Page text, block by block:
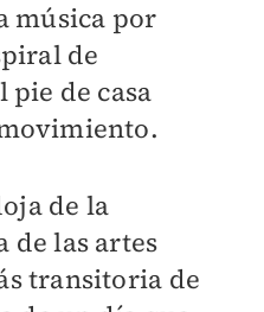
música por
de
pie de casa
de la
de las artes
transitoria de